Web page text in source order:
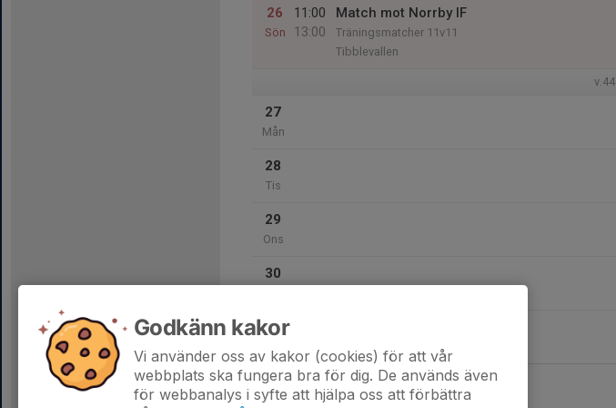
26
Sön
11:00
13:00
Match mot Norrby IF
Träningsmatcher 11v11
Tibblevallen
v.44
27
Mån
28
Tis
29
Ons
30
31
Godkänn kakor
Vi använder oss av kakor (cookies) för att vår
webbplats ska fungera bra för dig. De används även
för webbanalys i syfte att hjälpa oss att förbättra